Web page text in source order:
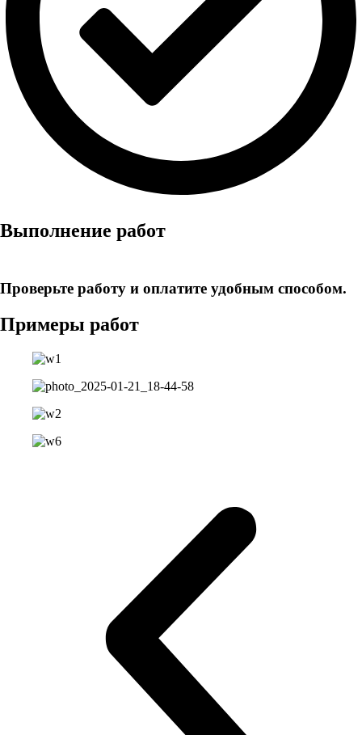
Выполнение работ
Проверьте работу и оплатите удобным способом.
Примеры работ